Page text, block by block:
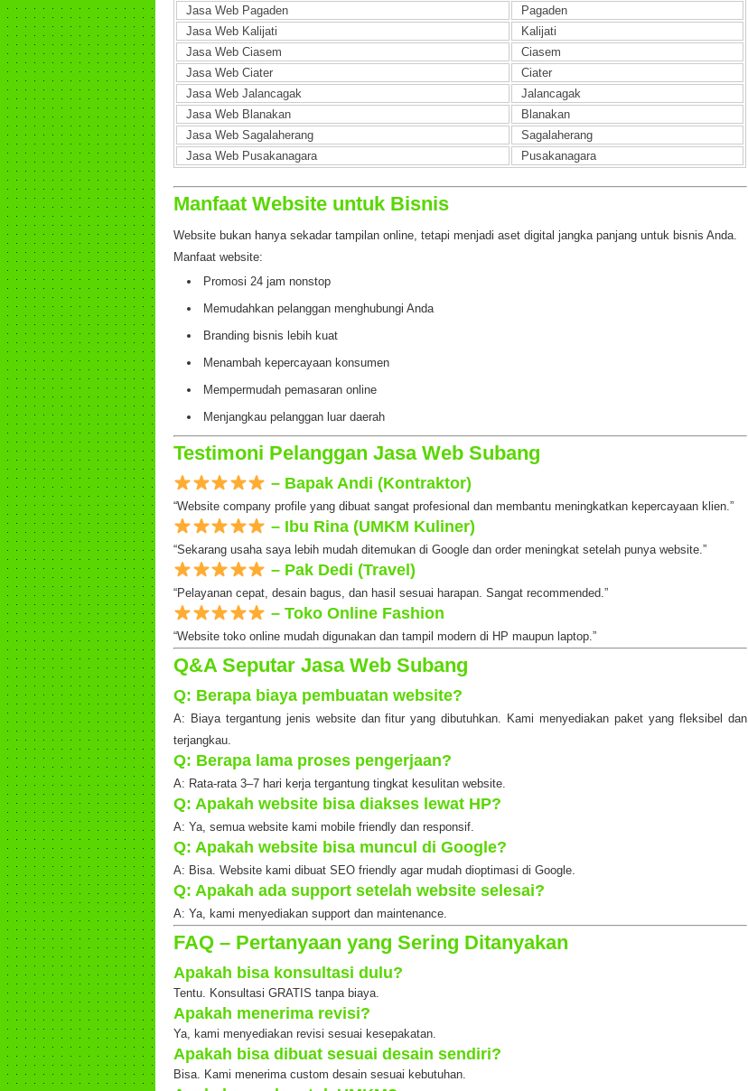
Jasa Web Pagaden
Pagaden
Jasa Web Kalijati
Kalijati
Jasa Web Ciasem
Ciasem
Jasa Web Ciater
Ciater
Jasa Web Jalancagak
Jalancagak
Jasa Web Blanakan
Blanakan
Jasa Web Sagalaherang
Sagalaherang
Jasa Web Pusakanagara
Pusakanagara
Manfaat Website untuk Bisnis
Website bukan hanya sekadar tampilan online, tetapi menjadi aset digital jangka panjang untuk bisnis Anda.
Manfaat website:
Promosi 24 jam nonstop
Memudahkan pelanggan menghubungi Anda
Branding bisnis lebih kuat
Menambah kepercayaan konsumen
Mempermudah pemasaran online
Menjangkau pelanggan luar daerah
Testimoni Pelanggan Jasa Web Subang
– Bapak Andi (Kontraktor)
“Website company profile yang dibuat sangat profesional dan membantu meningkatkan kepercayaan klien.”
– Ibu Rina (UMKM Kuliner)
“Sekarang usaha saya lebih mudah ditemukan di Google dan order meningkat setelah punya website.”
– Pak Dedi (Travel)
“Pelayanan cepat, desain bagus, dan hasil sesuai harapan. Sangat recommended.”
– Toko Online Fashion
“Website toko online mudah digunakan dan tampil modern di HP maupun laptop.”
Q&A Seputar Jasa Web Subang
Q: Berapa biaya pembuatan website?
A: Biaya tergantung jenis website dan fitur yang dibutuhkan. Kami menyediakan paket yang fleksibel dan
terjangkau.
Q: Berapa lama proses pengerjaan?
A: Rata-rata 3–7 hari kerja tergantung tingkat kesulitan website.
Q: Apakah website bisa diakses lewat HP?
A: Ya, semua website kami mobile friendly dan responsif.
Q: Apakah website bisa muncul di Google?
A: Bisa. Website kami dibuat SEO friendly agar mudah dioptimasi di Google.
Q: Apakah ada support setelah website selesai?
A: Ya, kami menyediakan support dan maintenance.
FAQ – Pertanyaan yang Sering Ditanyakan
Apakah bisa konsultasi dulu?
Tentu. Konsultasi GRATIS tanpa biaya.
Apakah menerima revisi?
Ya, kami menyediakan revisi sesuai kesepakatan.
Apakah bisa dibuat sesuai desain sendiri?
Bisa. Kami menerima custom desain sesuai kebutuhan.